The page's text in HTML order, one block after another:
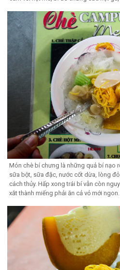
Món chè bí chưng là những quả bí nạo
sữa bột, sữa đặc, nước cốt dừa, lòng
cách thủy. Hấp xong trái bí vẫn còn
xắt thành miếng phải ăn cả vỏ mới ngon.